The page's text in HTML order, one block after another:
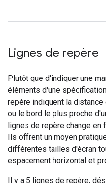
Lignes de repère
Plutôt que d'indiquer une
éléments d'une
repère indiquent la
ou le bord le plus proche
lignes de repère change en
Ils offrent un moyen
différentes tailles d'écran
espacement horizontal et
Il y a 5 lignes de repère,